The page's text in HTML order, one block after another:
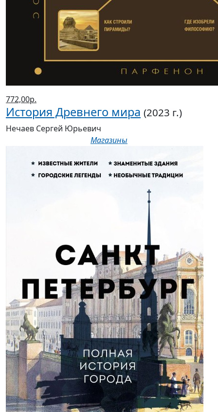
772,00р.
История Древнего мира (2023 г.)
Нечаев Сергей Юрьевич
Магазины